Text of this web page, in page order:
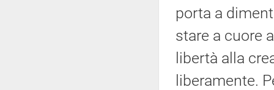
porta a
stare a cuore
libertà alla
liberamente.